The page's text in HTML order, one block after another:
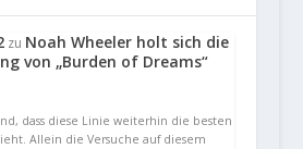
zu Noah Wheeler holt sich die
von „Burden of Dreams“
dass diese Linie weiterhin die besten
Allein die Versuche auf diesem